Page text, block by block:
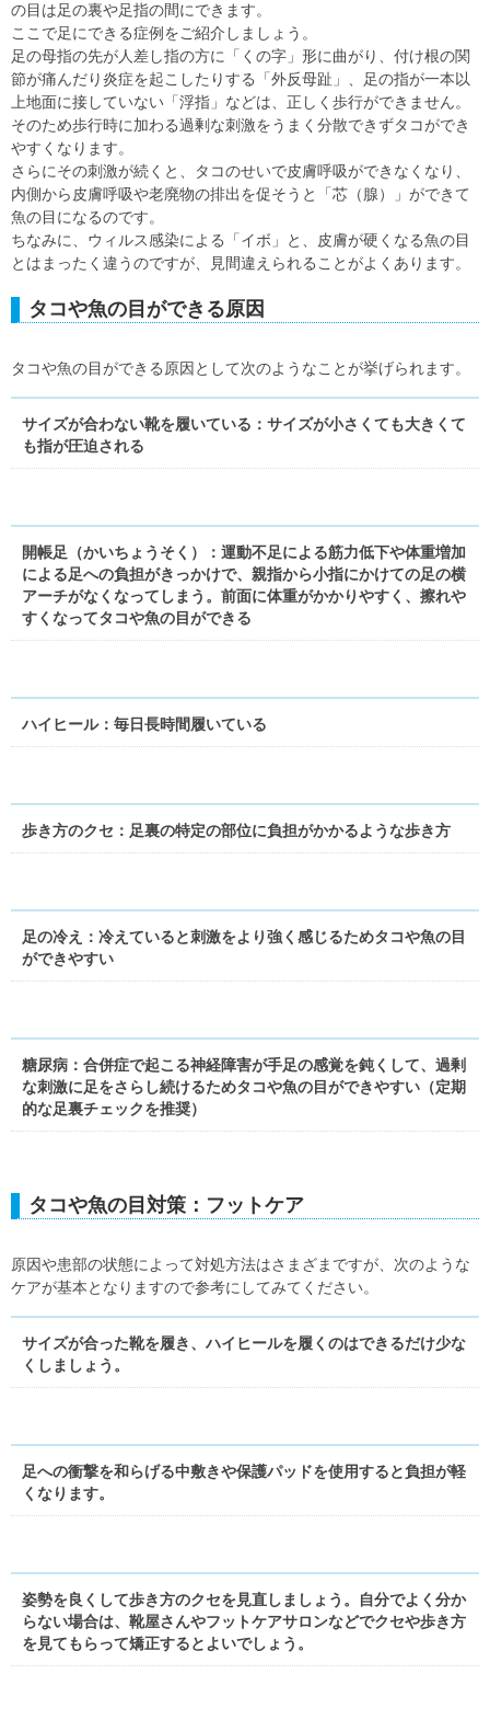
の目は足の裏や足指の間にできます。
ここで足にできる症例をご紹介しましょう。
足の母指の先が人差し指の方に「くの字」形に曲がり、付け根の関
節が痛んだり炎症を起こしたりする「外反母趾」、足の指が一本以
上地面に接していない「浮指」などは、正しく歩行ができません。
そのため歩行時に加わる過剰な刺激をうまく分散できずタコができ
やすくなります。
さらにその刺激が続くと、タコのせいで皮膚呼吸ができなくなり、
内側から皮膚呼吸や老廃物の排出を促そうと「芯（腺）」ができて
魚の目になるのです。
ちなみに、ウィルス感染による「イボ」と、皮膚が硬くなる魚の目
とはまったく違うのですが、見間違えられることがよくあります。
タコや魚の目ができる原因
タコや魚の目ができる原因として次のようなことが挙げられます。
サイズが合わない靴を履いている：サイズが小さくても大きくて
も指が圧迫される
開帳足（かいちょうそく）：運動不足による筋力低下や体重増加
による足への負担がきっかけで、親指から小指にかけての足の横
アーチがなくなってしまう。前面に体重がかかりやすく、擦れや
すくなってタコや魚の目ができる
ハイヒール：毎日長時間履いている
歩き方のクセ：足裏の特定の部位に負担がかかるような歩き方
足の冷え：冷えていると刺激をより強く感じるためタコや魚の目
ができやすい
糖尿病：合併症で起こる神経障害が手足の感覚を鈍くして、過剰
な刺激に足をさらし続けるためタコや魚の目ができやすい（定期
的な足裏チェックを推奨）
タコや魚の目対策：フットケア
原因や患部の状態によって対処方法はさまざまですが、次のような
ケアが基本となりますので参考にしてみてください。
サイズが合った靴を履き、ハイヒールを履くのはできるだけ少な
くしましょう。
足への衝撃を和らげる中敷きや保護パッドを使用すると負担が軽
くなります。
姿勢を良くして歩き方のクセを見直しましょう。自分でよく分か
らない場合は、靴屋さんやフットケアサロンなどでクセや歩き方
を見てもらって矯正するとよいでしょう。